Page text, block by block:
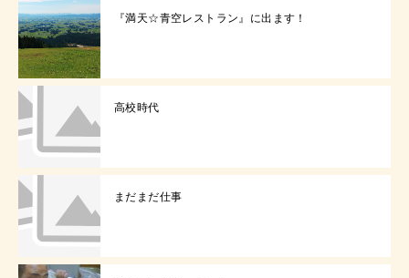
『満天☆青空レストラン』に出ます！
高校時代
まだまだ仕事